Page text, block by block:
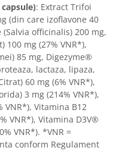
: Extract Trifoi
(din care izoflavone 40
officinalis) 200 mg,
100 mg (27% VNR*),
85 mg, Digezyme®
lactaza, lipaza,
60 mg (6% VNR*),
3 mg (214% VNR*),
VNR*), Vitamina B12
VNR*), Vitamina D3V®
VNR*). *VNR =
conform Regulament